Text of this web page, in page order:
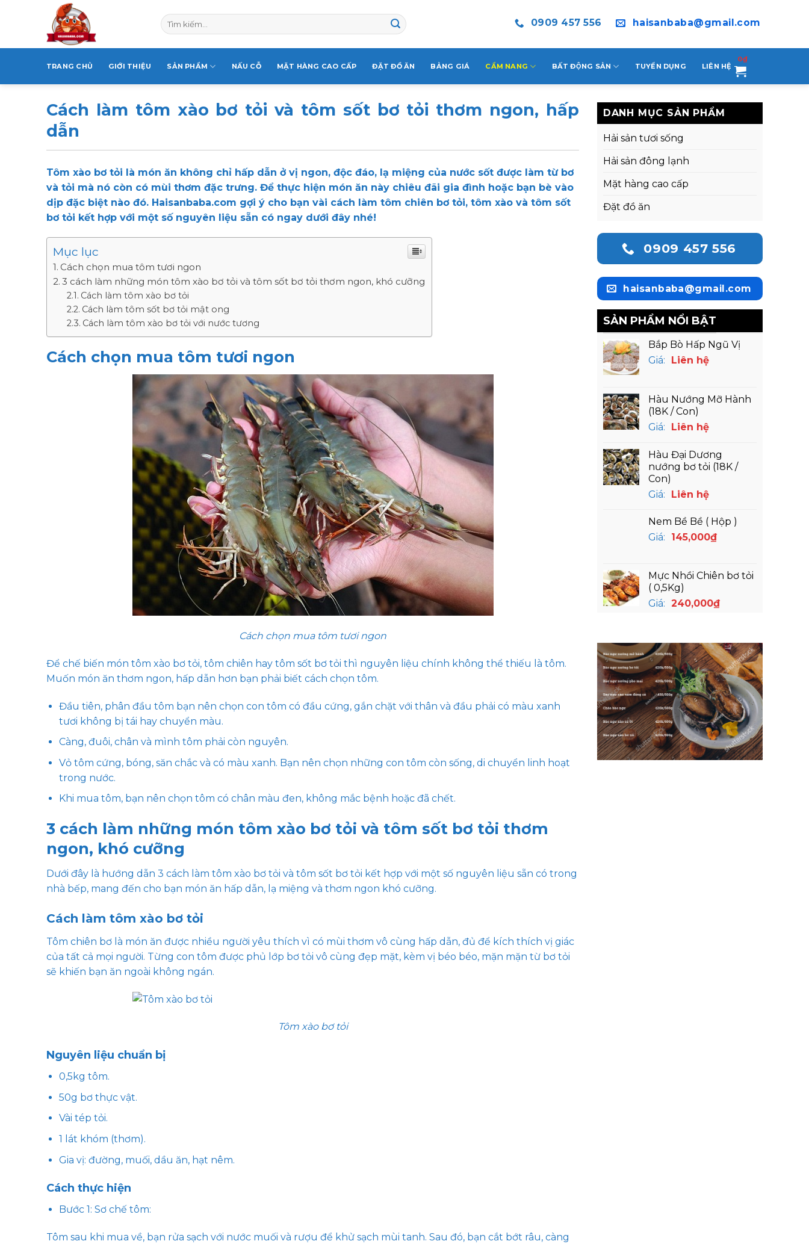
Tìm
kiếm:
0909 457 556 haisanbaba@gmail.com
TRANG CHỦ GIỚI THIỆU SẢN PHẨM NẤU CỖ MẶT HÀNG CAO CẤP ĐẶT ĐỒ ĂN BẢNG GIÁ CẨM NANG BẤT ĐỘNG SẢN TUYỂN DỤNG LIÊN HỆ
0₫
Cách làm tôm xào bơ tỏi và tôm sốt bơ tỏi thơm ngon, hấp
dẫn
Tôm xào bơ tỏi là món ăn không chỉ hấp dẫn ở vị ngon, độc đáo, lạ miệng của nước sốt được làm từ bơ
và tỏi mà nó còn có mùi thơm đặc trưng. Để thực hiện món ăn này chiêu đãi gia đình hoặc bạn bè vào
dịp đặc biệt nào đó. Haisanbaba.com gợi ý cho bạn vài cách làm tôm chiên bơ tỏi, tôm xào và tôm sốt
bơ tỏi kết hợp với một số nguyên liệu sẵn có ngay dưới đây nhé!
Mục lục
Cách chọn mua tôm tươi ngon
3 cách làm những món tôm xào bơ tỏi và tôm sốt bơ tỏi thơm ngon, khó cưỡng
Cách làm tôm xào bơ tỏi
Cách làm tôm sốt bơ tỏi mật ong
Cách làm tôm xào bơ tỏi với nước tương
Cách chọn mua tôm tươi ngon
Cách chọn mua tôm tươi ngon
Để chế biến món tôm xào bơ tỏi, tôm chiên hay tôm sốt bơ tỏi thì nguyên liệu chính không thể thiếu là tôm.
Muốn món ăn thơm ngon, hấp dẫn hơn bạn phải biết cách chọn tôm.
Đầu tiên, phân đầu tôm bạn nên chọn con tôm có đầu cứng, gắn chặt với thân và đầu phải có màu xanh
tươi không bị tái hay chuyển màu.
Càng, đuôi, chân và mình tôm phải còn nguyên.
Vỏ tôm cứng, bóng, săn chắc và có màu xanh. Bạn nên chọn những con tôm còn sống, di chuyển linh hoạt
trong nước.
Khi mua tôm, bạn nên chọn tôm có chân màu đen, không mắc bệnh hoặc đã chết.
3 cách làm những món tôm xào bơ tỏi và tôm sốt bơ tỏi thơm
ngon, khó cưỡng
Dưới đây là hướng dẫn 3 cách làm tôm xào bơ tỏi và tôm sốt bơ tỏi kết hợp với một số nguyên liệu sẵn có trong
nhà bếp, mang đến cho bạn món ăn hấp dẫn, lạ miệng và thơm ngon khó cưỡng.
Cách làm tôm xào bơ tỏi
Tôm chiên bơ là món ăn được nhiều người yêu thích vì có mùi thơm vô cùng hấp dẫn, đủ để kích thích vị giác
của tất cả mọi người. Từng con tôm được phủ lớp bơ tỏi vô cùng đẹp mặt, kèm vị béo béo, mặn mặn từ bơ tỏi
sẽ khiến bạn ăn ngoài không ngán.
Tôm xào bơ tỏi
Nguyên liệu chuẩn bị
0,5kg tôm.
50g bơ thực vật.
Vài tép tỏi.
1 lát khóm (thơm).
Gia vị: đường, muối, dầu ăn, hạt nêm.
Cách thực hiện
Bước 1: Sơ chế tôm:
Tôm sau khi mua về, bạn rửa sạch với nước muối và rượu để khử sạch mùi tanh. Sau đó, bạn cắt bớt râu, càng
DANH MỤC SẢN PHẨM
Hải sản tươi sống
Hải sản đông lạnh
Mặt hàng cao cấp
Đặt đồ ăn
0909 457 556
haisanbaba@gmail.com
SẢN PHẨM NỔI BẬT
Bắp Bò Hấp Ngũ Vị
Giá:
Liên hệ
Hàu Nướng Mỡ Hành
(18K / Con)
Giá:
Liên hệ
Hàu Đại Dương
nướng bơ tỏi (18K /
Con)
Giá:
Liên hệ
Nem Bề Bề ( Hộp )
Giá:
145,000₫
Mực Nhồi Chiên bơ tỏi
( 0,5Kg)
Giá: 240,000₫